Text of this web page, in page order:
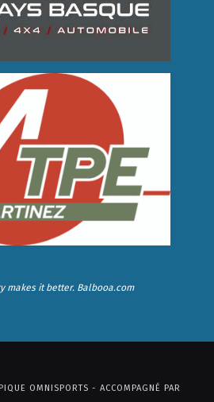
makes it better. Balbooa.com
OMNISPORTS - ACCOMPAGNÉ PAR